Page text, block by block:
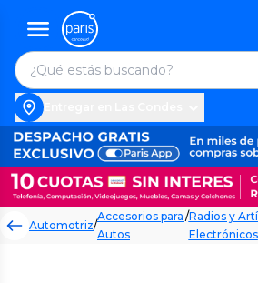
Automotriz/
Accesorios para
Autos
/Radios y
Electrónicos